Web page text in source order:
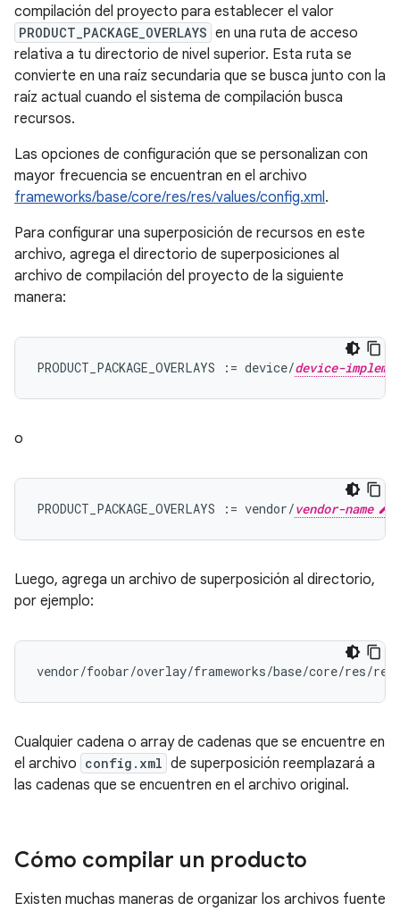
compilación del proyecto para establecer el valor
PRODUCT_PACKAGE_OVERLAYS en una ruta de acceso
relativa a tu directorio de nivel superior. Esta ruta se
convierte en una raíz secundaria que se busca junto con la
raíz actual cuando el sistema de compilación busca
recursos.
Las opciones de configuración que se personalizan con
mayor frecuencia se encuentran en el archivo
frameworks/base/core/res/res/values/config.xml.
Para configurar una superposición de recursos en este
archivo, agrega el directorio de superposiciones al
archivo de compilación del proyecto de la siguiente
manera:
PRODUCT_PACKAGE_OVERLAYS := device/device-
o
PRODUCT_PACKAGE_OVERLAYS := vendor/vendor-name
Luego, agrega un archivo de superposición al directorio,
por ejemplo:
Cualquier cadena o array de cadenas que se encuentre en
el archivo config.xml de superposición reemplazará a
las cadenas que se encuentren en el archivo original.
Cómo compilar un producto
Existen muchas maneras de organizar los archivos fuente